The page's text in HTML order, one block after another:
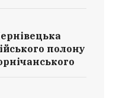
полону